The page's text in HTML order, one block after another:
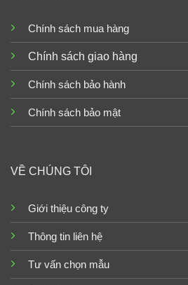
Chính sách mua hàng
Chính sách giao hàng
Chính sách bảo hành
Chính sách bảo mật
VỀ CHÚNG TÔI
Giới thiệu công ty
Thông tin liên hệ
Tư vấn chọn mẫu